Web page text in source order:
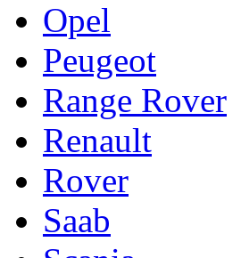
Opel
Peugeot
Range Rover
Renault
Rover
Saab